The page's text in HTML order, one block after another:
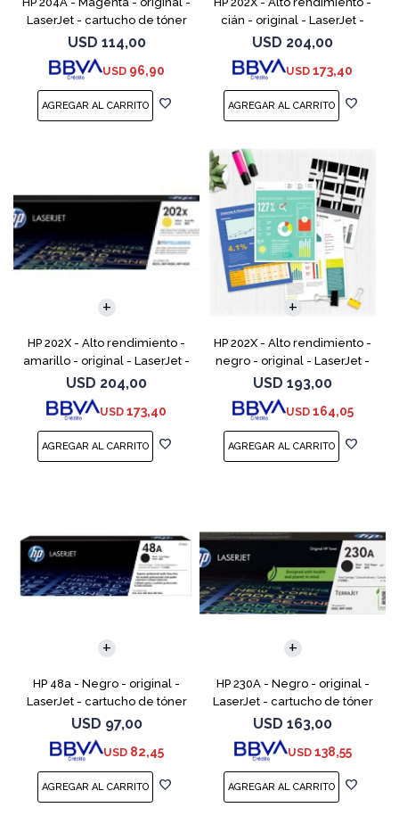
LaserJet - cartucho de tóner
(CF513A) - para Color LaserJet
Pro M154a, M154nw, MFP
M180n, MFP M18
USD 114,00
USD 96,90
cián - original - LaserJet -
cartucho de tóner (CF501X) -
para Color LaserJet Pro
M254dw, M254nw, M
USD 204,00
USD 173,40
HP 202X - Alto rendimiento -
amarillo - original - LaserJet -
cartucho de tóner (CF502X) -
para Color LaserJet Pro
M254dw, M254n
USD 204,00
USD 173,40
HP 202X - Alto rendimiento -
negro - original - LaserJet -
cartucho de tóner (CF500X) -
para Color LaserJet Pro
M254dw, M254nw,
USD 193,00
USD 164,05
HP 48a - Negro - original -
LaserJet - cartucho de tóner
(CF248A) - para LaserJet Pro
M15a, MFP M28a, MFP M28w,
MFP M31w
USD 97,00
USD 82,45
HP 230A - Negro - original -
LaserJet - cartucho de tóner
(W2300A) - para Color
LaserJet Pro 4201, 4203, MFP
4301, MFP 4303
USD 163,00
USD 138,55